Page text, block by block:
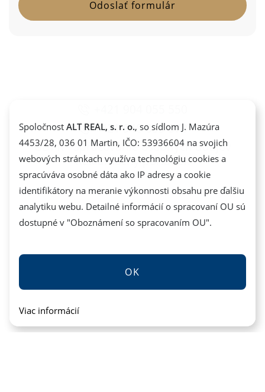
+421 948 839 373
GDPR - Spracovanie osobných údajov
Reklamačný poriadok
Spoločnost ALT REAL, s. r. o., so sídlom J. Mazúra
4453/28, 036 01 Martin, IČO: 53936604 na svojich
webových stránkach využíva technológiu cookies a
spracúváva osobné dáta ako IP adresy a cookie
identifikátory na meranie výkonnosti obsahu pre ďalšiu
analytiku webu. Detailné informácií o spracovaní OU sú
dostupné v "Oboznámení so spracovaním OU".
OK
Viac informácií